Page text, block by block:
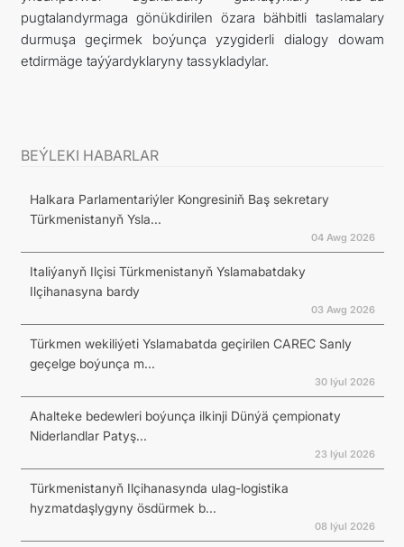
pugtalandyrmaga gönükdirilen özara bähbitli taslamalary
durmuşa geçirmek boýunça yzygiderli dialogy dowam
etdirmäge taýýardyklaryny tassykladylar.
BEÝLEKI HABARLAR
Halkara Parlamentariýler Kongresiniň Baş sekretary
Türkmenistanyň Ysla...
04 Awg 2026
Italiýanyň Ilçisi Türkmenistanyň Yslamabatdaky
Ilçihanasyna bardy
03 Awg 2026
Türkmen wekiliýeti Yslamabatda geçirilen CAREC Sanly
geçelge boýunça m...
30 Iýul 2026
Ahalteke bedewleri boýunça ilkinji Dünýä çempionaty
Niderlandlar Patyş...
23 Iýul 2026
Türkmenistanyň Ilçihanasynda ulag-logistika
hyzmatdaşlygyny ösdürmek b...
08 Iýul 2026